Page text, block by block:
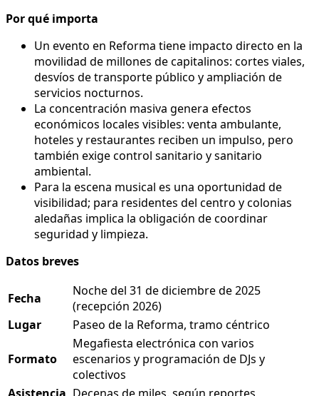
Por qué importa
Un evento en Reforma tiene impacto directo en la
movilidad de millones de capitalinos: cortes viales,
desvíos de transporte público y ampliación de
servicios nocturnos.
La concentración masiva genera efectos
económicos locales visibles: venta ambulante,
hoteles y restaurantes reciben un impulso, pero
también exige control sanitario y sanitario
ambiental.
Para la escena musical es una oportunidad de
visibilidad; para residentes del centro y colonias
aledañas implica la obligación de coordinar
seguridad y limpieza.
Datos breves
Fecha
Noche del 31 de diciembre de 2025
(recepción 2026)
Lugar
Paseo de la Reforma, tramo céntrico
Formato
Megafiesta electrónica con varios
escenarios y programación de DJs y
colectivos